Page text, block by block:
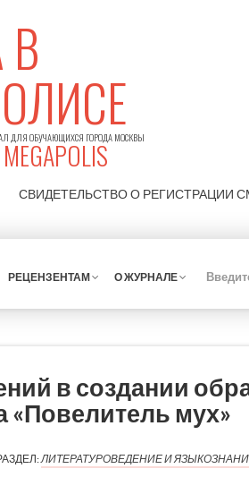
ДЛЯ ОБУЧАЮЩИХСЯ ГОРОДА МОСКВЫ
СВИДЕТЕЛЬСТВО О РЕГИСТРАЦИИ
РЕЦЕНЗЕНТАМ О ЖУРНАЛЕ
в создании
«Повелитель мух»
ЛИТЕРАТУРОВЕДЕНИЕ И